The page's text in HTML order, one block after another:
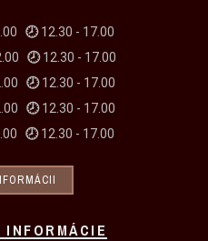
🕗12.30 - 17.00
🕗12.30 - 17.00
🕗12.30 - 17.00
🕗12.30 - 17.00
🕗12.30 - 17.00